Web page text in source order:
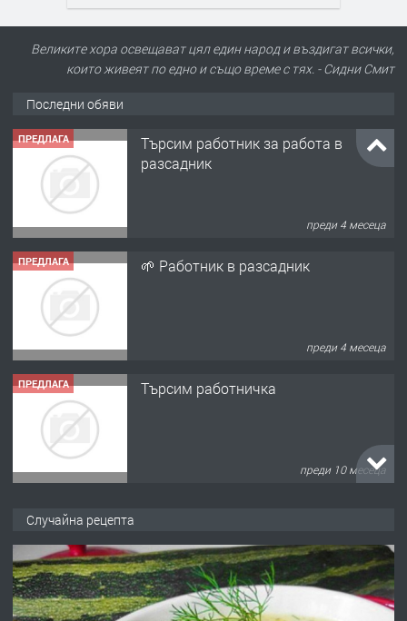
Великите хора освещават цял един народ и въздигат всички,
които живеят по едно и също време с тях. - Сидни Смит
Последни обяви
ПРЕДЛАГА
Търсим работник за работа в
разсадник
преди 4 месеца
ПРЕДЛАГА 🌱 Работник в разсадник
преди 4 месеца
ПРЕДЛАГА Търсим работничка
преди 10 месеца
преди 1 година
Случайна рецепта